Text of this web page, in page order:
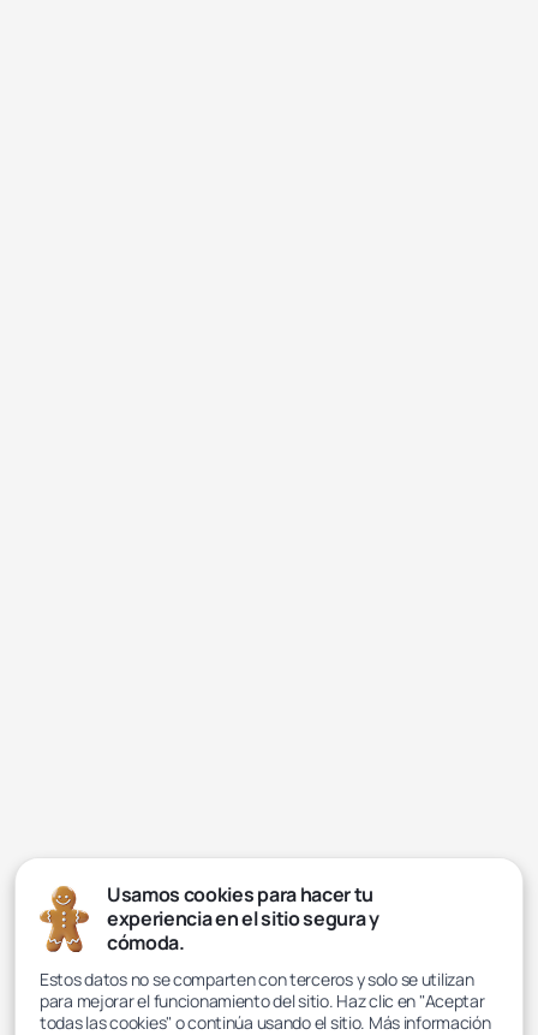
Usamos cookies para hacer tu
experiencia en el sitio segura y
cómoda.
Estos datos no se comparten con terceros y solo se utilizan
para mejorar el funcionamiento del sitio. Haz clic en "Aceptar
todas las cookies" o continúa usando el sitio. Más información